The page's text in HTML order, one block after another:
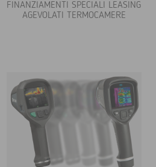
FINANZIAMENTI SPECIALI LEASING
AGEVOLATI TERMOCAMERE